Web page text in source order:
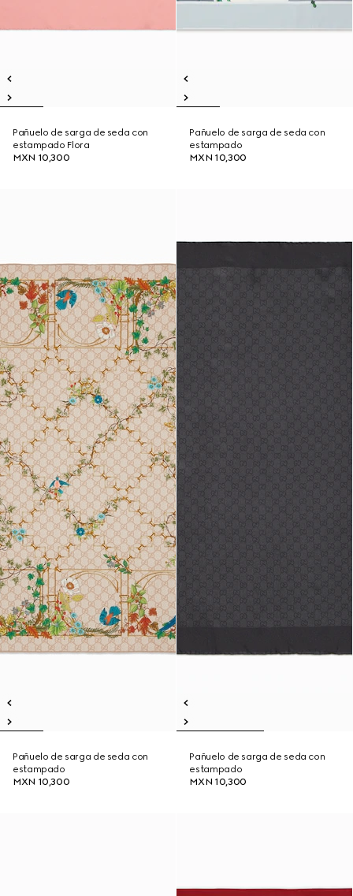
Pañuelo de sarga de seda con
estampado Flora
MXN 10,300
Pañuelo de sarga de seda con
estampado
MXN 10,300
Pañuelo de sarga de seda con
estampado
MXN 10,300
Pañuelo de sarga de seda con
estampado
MXN 10,300